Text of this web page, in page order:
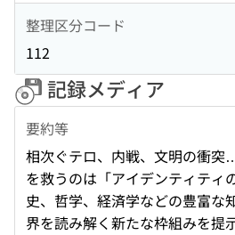
整理区分コード
112
記録メディア
要約等
相次ぐテロ、内戦、文明の衝
を救うのは「アイデンティテ
史、哲学、経済学などの豊富な
界を読み解く新たな枠組みを提